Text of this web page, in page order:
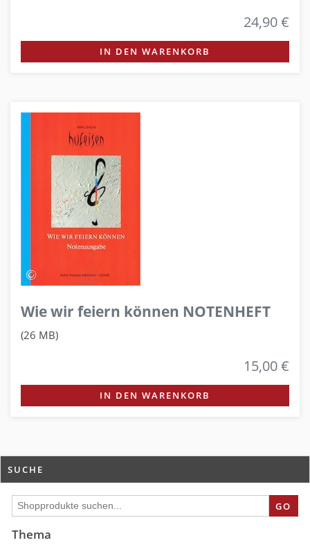
24,90 €
IN DEN WARENKORB
Wie wir feiern können NOTENHEFT
(26 MB)
15,00 €
IN DEN WARENKORB
SUCHE
GO
Thema